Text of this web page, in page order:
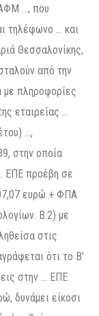
ΑΦΜ …, που
τηλέφωνο … και
Θεσσαλονίκης,
από την
πληροφορίες
εταιρείας …
…,
στην οποία
ΕΠΕ προέβη σε
ευρώ + ΦΠΑ
Β.2) με
στις
ότι το Β’
στην … ΕΠΕ
δυνάμει είκοσι